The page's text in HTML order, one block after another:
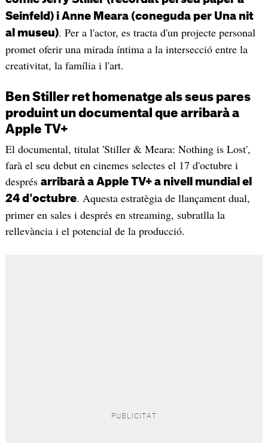
Seinfeld) i Anne Meara (coneguda per Una nit
al museu). Per a l'actor, es tracta d'un projecte personal
promet oferir una mirada íntima a la intersecció entre la
creativitat, la família i l'art.
Ben Stiller ret homenatge als seus pares
produint un documental que arribarà a
Apple TV+
El documental, titulat 'Stiller & Meara: Nothing is Lost',
farà el seu debut en cinemes selectes el 17 d'octubre i
després arribarà a Apple TV+ a nivell mundial el
24 d'octubre. Aquesta estratègia de llançament dual,
primer en sales i després en streaming, subratlla la
rellevància i el potencial de la producció.